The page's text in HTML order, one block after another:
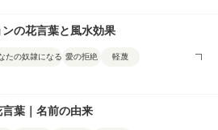
の花言葉と風水効果
たの奴隷になる 愛の拒絶 軽蔑
葉｜名前の由来